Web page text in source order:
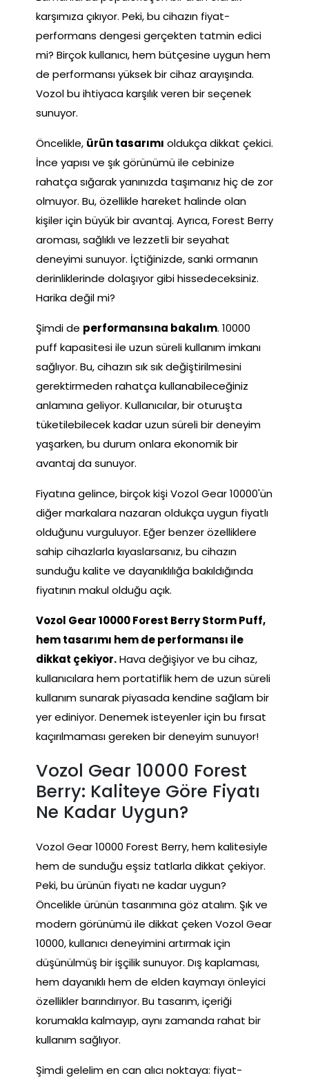
karşımıza çıkıyor. Peki, bu cihazın fiyat-
performans dengesi gerçekten tatmin edici
mi? Birçok kullanıcı, hem bütçesine uygun hem
de performansı yüksek bir cihaz arayışında.
Vozol bu ihtiyaca karşılık veren bir seçenek
sunuyor.
Öncelikle, ürün tasarımı oldukça dikkat çekici.
İnce yapısı ve şık görünümü ile cebinize
rahatça sığarak yanınızda taşımanız hiç de zor
olmuyor. Bu, özellikle hareket halinde olan
kişiler için büyük bir avantaj. Ayrıca, Forest Berry
aroması, sağlıklı ve lezzetli bir seyahat
deneyimi sunuyor. İçtiğinizde, sanki ormanın
derinliklerinde dolaşıyor gibi hissedeceksiniz.
Harika değil mi?
Şimdi de performansına bakalım. 10000
puff kapasitesi ile uzun süreli kullanım imkanı
sağlıyor. Bu, cihazın sık sık değiştirilmesini
gerektirmeden rahatça kullanabileceğiniz
anlamına geliyor. Kullanıcılar, bir oturuşta
tüketilebilecek kadar uzun süreli bir deneyim
yaşarken, bu durum onlara ekonomik bir
avantaj da sunuyor.
Fiyatına gelince, birçok kişi Vozol Gear 10000'ün
diğer markalara nazaran oldukça uygun fiyatlı
olduğunu vurguluyor. Eğer benzer özelliklere
sahip cihazlarla kıyaslarsanız, bu cihazın
sunduğu kalite ve dayanıklılığa bakıldığında
fiyatının makul olduğu açık.
Vozol Gear 10000 Forest Berry Storm Puff,
hem tasarımı hem de performansı ile
dikkat çekiyor.Hava değişiyor ve bu cihaz,
kullanıcılara hem portatiflik hem de uzun süreli
kullanım sunarak piyasada kendine sağlam bir
yer ediniyor. Denemek isteyenler için bu fırsat
kaçırılmaması gereken bir deneyim sunuyor!
Vozol Gear 10000 Forest
Berry: Kaliteye Göre Fiyatı
Ne Kadar Uygun?
Vozol Gear 10000 Forest Berry, hem kalitesiyle
hem de sunduğu eşsiz tatlarla dikkat çekiyor.
Peki, bu ürünün fiyatı ne kadar uygun?
Öncelikle ürünün tasarımına göz atalım. Şık ve
modern görünümü ile dikkat çeken Vozol Gear
10000, kullanıcı deneyimini artırmak için
düşünülmüş bir işçilik sunuyor. Dış kaplaması,
hem dayanıklı hem de elden kaymayı önleyici
özellikler barındırıyor. Bu tasarım, içeriği
korumakla kalmayıp, aynı zamanda rahat bir
kullanım sağlıyor.
Şimdi gelelim en can alıcı noktaya: fiyat-